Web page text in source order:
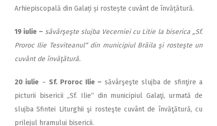
Arhiepiscopală din Galați și rostește cuvânt de învățătură.
19 iulie – săvârşeşte slujba Vecerniei cu Litie la biserica „Sf.
Proroc Ilie Tesviteanul“ din municipiul Brăila şi rosteşte un
cuvânt de învăţătură.
20 iulie – Sf. Proroc Ilie – săvârşeşte slujba de sfinţire a
picturii bisericii „Sf. Ilie“ din municipiul Galaţi, urmată de
slujba Sfintei Liturghii şi rosteşte cuvânt de învăţătură, cu
prilejul hramului bisericii.